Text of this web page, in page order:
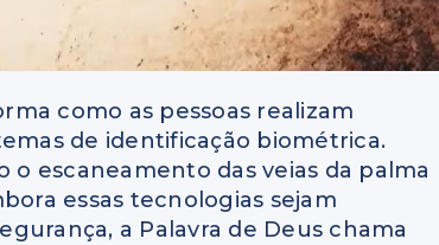
como as pessoas realizam
de identificação biométrica.
escaneamento das veias da palma
essas tecnologias sejam
a Palavra de Deus chama